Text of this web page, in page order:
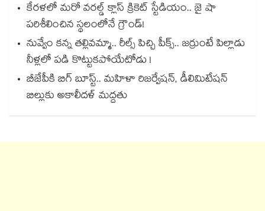
కేరళలో మరో వరల్డ్ క్లాస్ క్రికెట్ స్టేడియం.. జై షా
పరిశీలించిన స్థలంలోనే గ్రౌండ్!
నువ్వేం కన్న తల్లివమ్మా.. రీల్స్ పిచ్చి పీక్స్.. జర్రుంటే పిల్లాడు
నీళ్లలో పడి కొట్టుకపోయేటోడు !
బీజేపీకి బిగ్ బూస్ట్.. మహిళా రిజర్వేషన్, డీలిమిటేషన్
బిల్లుకు అకాలీదళ్ మద్దతు